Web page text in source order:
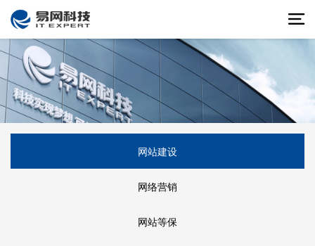
网站建设
网络营销
网站等保